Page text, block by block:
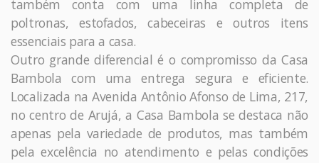
também conta com uma linha completa de
poltronas, estofados, cabeceiras e outros itens
essenciais para a casa.
Outro grande diferencial é o compromisso da Casa
Bambola com uma entrega segura e eficiente.
Localizada na Avenida Antônio Afonso de Lima, 217,
no centro de Arujá, a Casa Bambola se destaca não
apenas pela variedade de produtos, mas também
pela excelência no atendimento e pelas condições